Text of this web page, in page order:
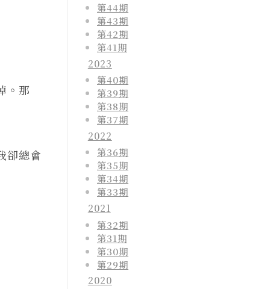
。那
卻總會
第44期
第43期
第42期
第41期
2023
第40期
第39期
第38期
第37期
2022
第36期
第35期
第34期
第33期
2021
第32期
第31期
第30期
第29期
2020